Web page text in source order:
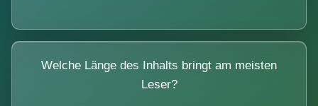
Welche Länge des Inhalts bringt am meisten
Leser?